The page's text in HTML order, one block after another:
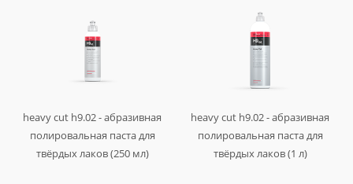
heavy cut h9.02 - абразивная
полировальная паста для
твёрдых лаков (250 мл)
heavy cut h9.02 - абразивная
полировальная паста для
твёрдых лаков (1 л)